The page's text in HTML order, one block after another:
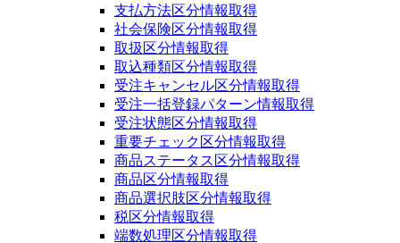
支払方法区分情報取得
社会保険区分情報取得
取扱区分情報取得
取込種類区分情報取得
受注キャンセル区分情報取得
受注一括登録パターン情報取得
受注状態区分情報取得
重要チェック区分情報取得
商品ステータス区分情報取得
商品区分情報取得
商品選択肢区分情報取得
税区分情報取得
端数処理区分情報取得